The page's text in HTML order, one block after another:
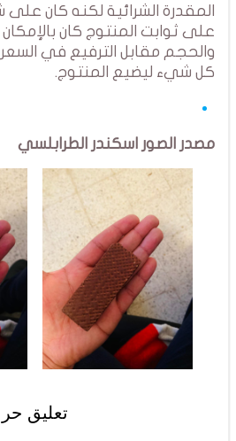
على ثوابت المنتوج كان
والحجم مقابل الترفيع في
كل شيء ليضيع المنتوج.
مصدر الصور اسكندر الطرابلسي
تعليق حر